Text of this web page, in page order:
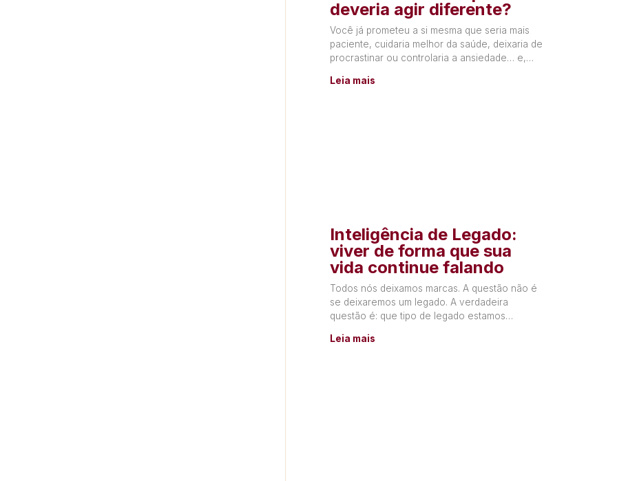
deveria agir diferente?
Você já prometeu a si mesma que seria mais
paciente, cuidaria melhor da saúde, deixaria de
procrastinar ou controlaria a ansiedade… e,
Leia mais
Inteligência de Legado:
viver de forma que sua
vida continue falando
Todos nós deixamos marcas. A questão não é
se deixaremos um legado. A verdadeira
questão é: que tipo de legado estamos
Leia mais